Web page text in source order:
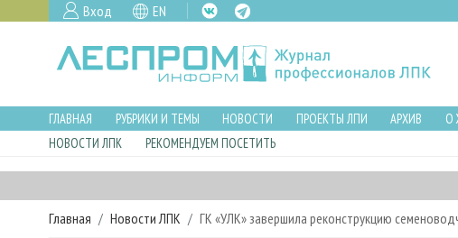
Вход EN
ГЛАВНАЯ РУБРИКИ И ТЕМЫ НОВОСТИ ПРОЕКТЫ ЛПИ АРХИВ О
НОВОСТИ ЛПК
РЕКОМЕНДУЕМ ПОСЕТИТЬ
Главная Новости ЛПК ГК «УЛК» завершила реконструкцию